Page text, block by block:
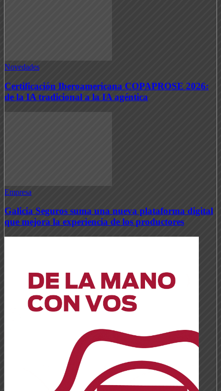
Novedades
Certificación Iberoamericana COPAPROSE 2026:
de la IA tradicional a la IA agéntica
Empresa
Galicia Seguros suma una nueva plataforma digital
que mejora la experiencia de los productores